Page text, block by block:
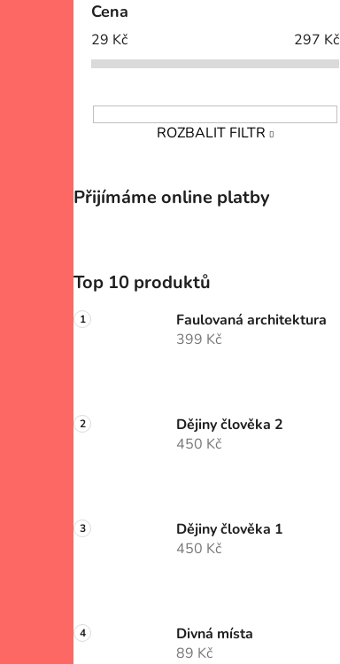
Cena
29 Kč 297 Kč
ROZBALIT FILTR
Přijímáme online platby
Top 10 produktů
Faulovaná architektura
399 Kč
Dějiny člověka 2
450 Kč
Dějiny člověka 1
450 Kč
Divná místa
89 Kč